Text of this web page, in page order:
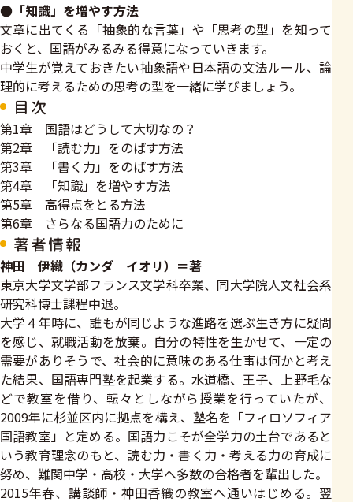
●「知識」を増やす方法
文章に出てくる「抽象的な言葉」や「思考の型」を知って
おくと、国語がみるみる得意になっていきます。
中学生が覚えておきたい抽象語や日本語の文法ルール、論
理的に考えるための思考の型を一緒に学びましょう。
目次
第1章 国語はどうして大切なの？
第2章 「読む力」をのばす方法
第3章 「書く力」をのばす方法
第4章 「知識」を増やす方法
第5章 高得点をとる方法
第6章 さらなる国語力のために
著者情報
神田 伊織（カンダ イオリ）＝著
東京大学文学部フランス文学科卒業、同大学院人文社会系
研究科博士課程中退。
大学４年時に、誰もが同じような進路を選ぶ生き方に疑問
を感じ、就職活動を放棄。自分の特性を生かせて、一定の
需要がありそうで、社会的に意味のある仕事は何かと考え
た結果、国語専門塾を起業する。水道橋、王子、上野毛な
どで教室を借り、転々としながら授業を行っていたが、
2009年に杉並区内に拠点を構え、塾名を「フィロソフィア
国語教室」と定める。国語力こそが全学力の土台であると
いう教育理念のもと、読む力・書く力・考える力の育成に
努め、難関中学・高校・大学へ多数の合格者を輩出した。
2015年春、講談師・神田香織の教室へ通いはじめる。翌